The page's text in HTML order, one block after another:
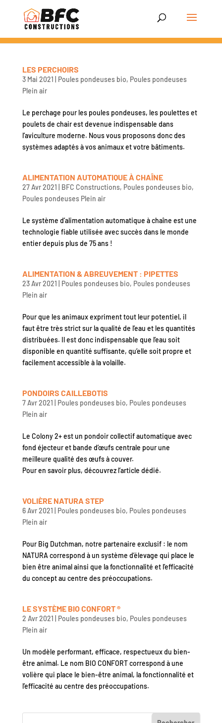
LES PERCHOIRS
3 Mai 2021 Poules pondeuses bio, Poules pondeuses
Plein air
Le perchage pour les poules pondeuses, les poulettes et
poulets de chair est devenue indispensable dans
l’aviculture moderne. Nous vous proposons donc des
systèmes adaptés à vos animaux et votre bâtiments.
ALIMENTATION AUTOMATIQUE À CHAÎNE
27 Avr 2021 BFC Constructions, Poules pondeuses bio,
Poules pondeuses Plein air
Le système d’alimentation automatique à chaîne est une
technologie fiable utilisée avec succès dans le monde
entier depuis plus de 75 ans !
ALIMENTATION & ABREUVEMENT : PIPETTES
23 Avr 2021 Poules pondeuses bio, Poules pondeuses
Plein air
Pour que les animaux expriment tout leur potentiel, il
faut être très strict sur la qualité de l’eau et les quantités
distribuées. Il est donc indispensable que l’eau soit
disponible en quantité suffisante, qu’elle soit propre et
facilement accessible à la volaille.
PONDOIRS CAILLEBOTIS
7 Avr 2021 Poules pondeuses bio, Poules pondeuses
Plein air
Le Colony 2+ est un pondoir collectif automatique avec
fond éjecteur et bande d’œufs centrale pour une
meilleure qualité des œufs à couver.
Pour en savoir plus, découvrez l’article dédié.
VOLIÈRE NATURA STEP
6 Avr 2021 Poules pondeuses bio, Poules pondeuses
Plein air
Pour Big Dutchman, notre partenaire exclusif : le nom
NATURA correspond à un système d’élevage qui place le
bien être animal ainsi que la fonctionnalité et l’efficacité
du concept au centre des préoccupations.
LE SYSTÈME BIO CONFORT ®
2 Avr 2021 Poules pondeuses bio, Poules pondeuses
Plein air
Un modèle performant, efficace, respectueux du bien-
être animal. Le nom BIO CONFORT correspond à une
volière qui place le bien-être animal, la fonctionnalité et
l’efficacité au centre des préoccupations.